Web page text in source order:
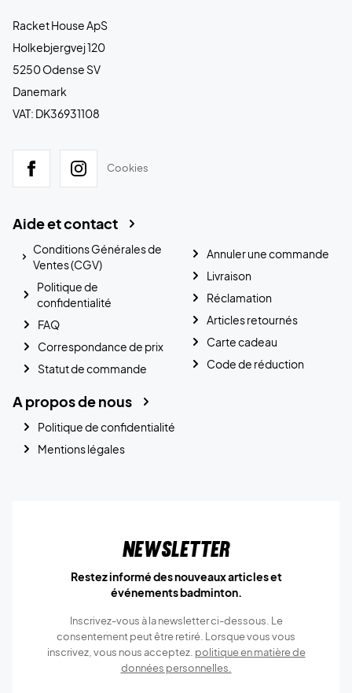
Racket House ApS
Holkebjergvej 120
5250 Odense SV
Danemark
VAT: DK36931108
Cookies
Aide et contact
Conditions Générales de
Ventes (CGV)
Politique de
confidentialité
FAQ
Correspondance de prix
Statut de commande
Annuler une commande
Livraison
Réclamation
Articles retournés
Carte cadeau
Code de réduction
A propos de nous
Politique de confidentialité
Mentions légales
Newsletter
Restez informé des nouveaux articles et
événements badminton.
Inscrivez-vous à la newsletter ci-dessous. Le
consentement peut être retiré. Lorsque vous vous
inscrivez, vous nous acceptez. politique en matière de
données personnelles.